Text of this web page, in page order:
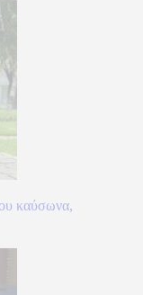
καύσωνα,